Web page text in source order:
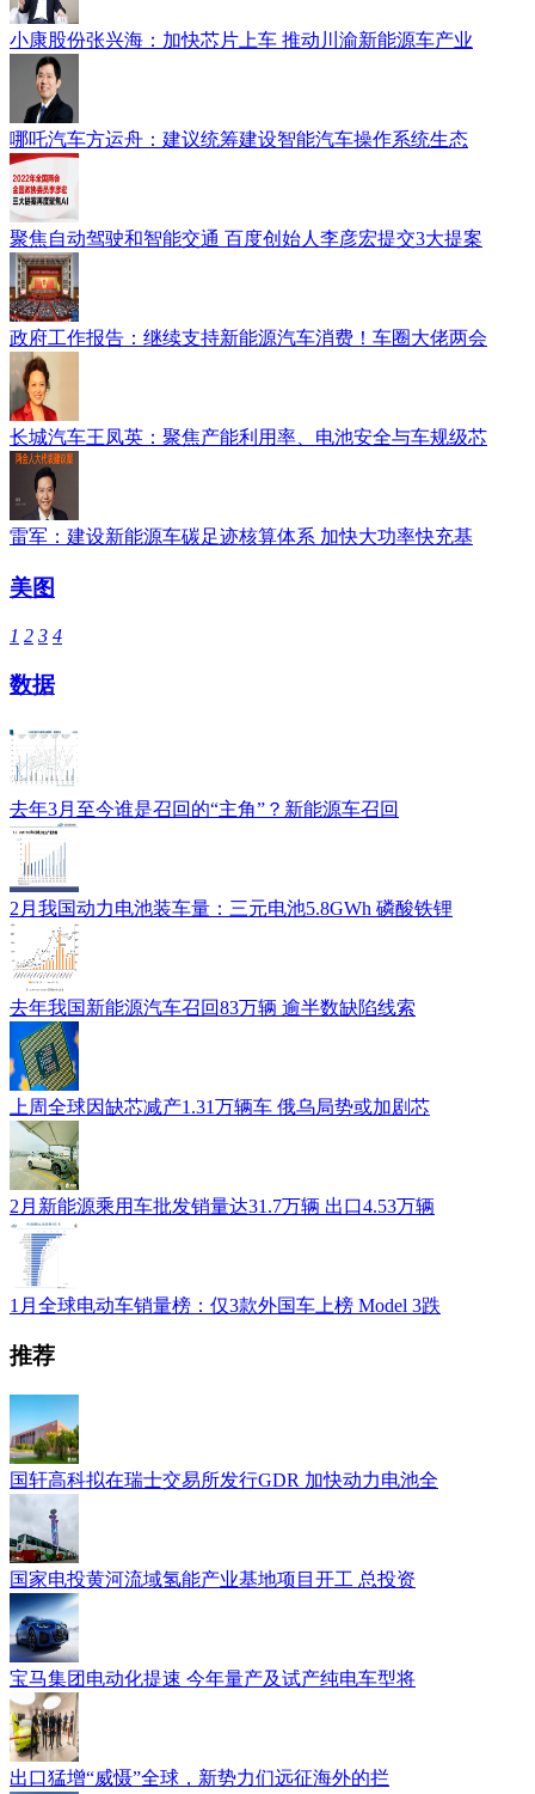
小康股份张兴海：加快芯片上车 推动川渝新能源车产业
哪吒汽车方运舟：建议统筹建设智能汽车操作系统生态
聚焦自动驾驶和智能交通 百度创始人李彦宏提交3大提案
政府工作报告：继续支持新能源汽车消费！车圈大佬两会
长城汽车王凤英：聚焦产能利用率、电池安全与车规级芯
雷军：建设新能源车碳足迹核算体系 加快大功率快充基
美图
1 2 3 4
数据
去年3月至今谁是召回的“主角”？新能源车召回
2月我国动力电池装车量：三元电池5.8GWh 磷酸铁锂
去年我国新能源汽车召回83万辆 逾半数缺陷线索
上周全球因缺芯减产1.31万辆车 俄乌局势或加剧芯
2月新能源乘用车批发销量达31.7万辆 出口4.53万辆
1月全球电动车销量榜：仅3款外国车上榜 Model 3跌
推荐
国轩高科拟在瑞士交易所发行GDR 加快动力电池全
国家电投黄河流域氢能产业基地项目开工 总投资
宝马集团电动化提速 今年量产及试产纯电车型将
出口猛增“威慑”全球，新势力们远征海外的拦